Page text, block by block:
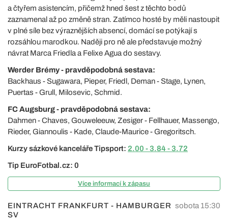
a čtyřem asistencím, přičemž hned šest z těchto bodů
zaznamenal až po změně stran. Zatímco hosté by měli nastoupit
v plné síle bez výraznějších absencí, domácí se potýkají s
rozsáhlou marodkou. Naději pro ně ale představuje možný
návrat Marca Friedla a Felixe Agua do sestavy.
Werder Brémy - pravděpodobná sestava:
Backhaus - Sugawara, Pieper, Friedl, Deman - Stage, Lynen,
Puertas - Grull, Milosevic, Schmid.
FC Augsburg - pravděpodobná sestava:
Dahmen - Chaves, Gouweleeuw, Zesiger - Fellhauer, Massengo,
Rieder, Giannoulis - Kade, Claude-Maurice - Gregoritsch.
Kurzy sázkové kanceláře Tipsport: 2.00 - 3.84 - 3.72
Tip EuroFotbal.cz: 0
Více informací k zápasu
EINTRACHT FRANKFURT - HAMBURGER
SV
sobota 15:30